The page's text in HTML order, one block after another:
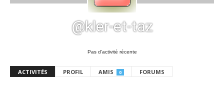
@kler-et-taz
Pas d’activité récente
ACTIVITÉS PROFIL AMIS 0 FORUMS